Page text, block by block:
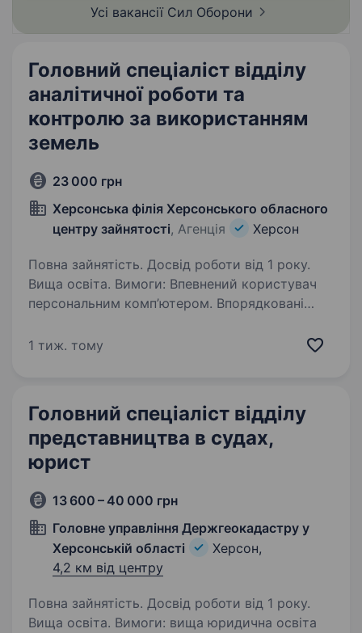
Усі вакансії Сил Оборони
Головний спеціаліст відділу
аналітичної роботи та
контролю за використанням
земель
23 000 грн
Херсонська філія Херсонського обласного
центру зайнятості, Агенція Херсон
Повна зайнятість. Досвід роботи від 1 року.
Вища освіта. Вимоги: Впевнений користувач
персональним комп’ютером. Впорядковані
5-денний робочий тиждень Обов’язки: Вжиття
1 тиж. тому
Головний спеціаліст відділу
представництва в судах,
юрист
13 600 – 40 000 грн
Головне управління Держгеокадастру у
Херсонській області
Херсон,
4,2 км від центру
Повна зайнятість. Досвід роботи від 1 року.
Вища освіта. Вимоги: вища юридична освіта